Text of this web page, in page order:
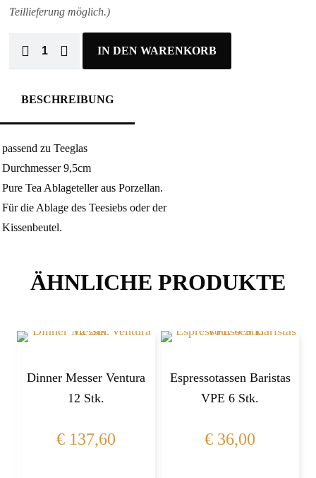
Teillieferung möglich.)
IN DEN WARENKORB
BESCHREIBUNG
passend zu Teeglas
Durchmesser 9,5cm
Pure Tea Ablageteller aus Porzellan.
Für die Ablage des Teesiebs oder der
Kissenbeutel.
ÄHNLICHE PRODUKTE
Dinner Messer Ventura
12 Stk.
€137,60
Espressotassen Baristas
VPE 6 Stk.
€ 36,00